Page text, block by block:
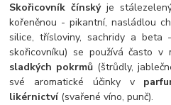
Skořicovník čínský je
kořeněnou - pikantní, nasládlou
silice, třísloviny, sachridy a beta
skořicovníku) se používá často v
sladkých pokrmů (štrůdly,
své aromatické účinky v
likérnictví(svařené víno, punč).